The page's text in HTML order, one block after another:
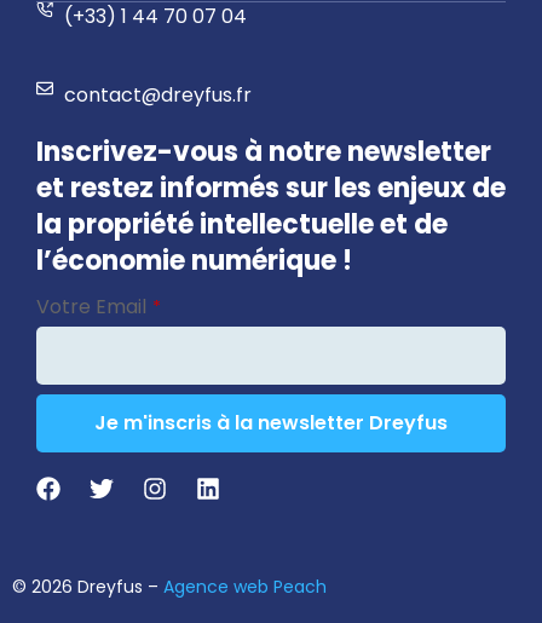
(+33) 1 44 70 07 04
contact@dreyfus.fr
Inscrivez-vous à notre newsletter
et restez informés sur les enjeux de
la propriété intellectuelle et de
l’économie numérique !
Company
Name *
Votre Email *
Je m'inscris à la newsletter Dreyfus
© 2026 Dreyfus – Agence web Peach